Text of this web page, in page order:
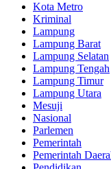
Kota Metro
Kriminal
Lampung
Lampung Barat
Lampung Selatan
Lampung Tengah
Lampung Timur
Lampung Utara
Mesuji
Nasional
Parlemen
Pemerintah
Pemerintah